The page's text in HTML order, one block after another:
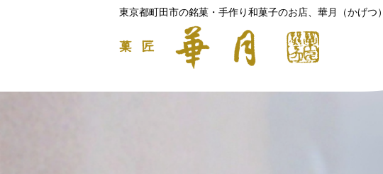
東京都町田市の銘菓・手作り和菓子のお店、華月（かげつ）